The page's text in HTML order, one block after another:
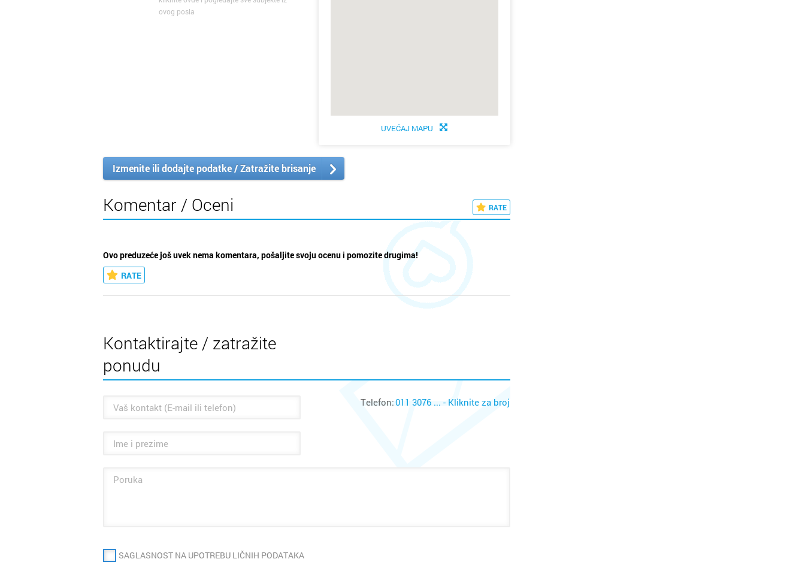
ovog posla
UVEĆAJ MAPU
Izmenite ili dodajte podatke / Zatražite brisanje
Komentar / Oceni RATE
Ovo preduzeće još uvek nema komentara, pošaljite svoju ocenu i pomozite drugima!
RATE
Kontaktirajte / zatražite
ponudu
Telefon:011 3076 ... - Kliknite za broj
SAGLASNOST NA UPOTREBU LIČNIH PODATAKA